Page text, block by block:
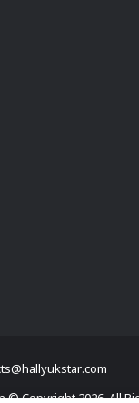
© Copyright 2026, All